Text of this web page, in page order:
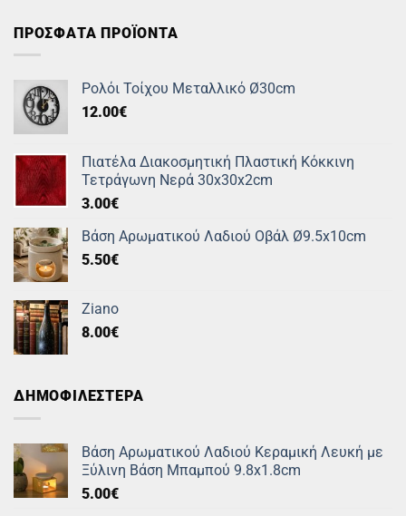
ΠΡΟΣΦΑΤΑ ΠΡΟΪΟΝΤΑ
Ρολόι Τοίχου Μεταλλικό Ø30cm
12.00€
Πιατέλα Διακοσμητική Πλαστική Κόκκινη
Τετράγωνη Νερά 30x30x2cm
3.00€
Βάση Αρωματικού Λαδιού Οβάλ Ø9.5x10cm
5.50€
Ziano
8.00€
ΔΗΜΟΦΙΛΕΣΤΕΡΑ
Βάση Αρωματικού Λαδιού Κεραμική Λευκή με
Ξύλινη Βάση Μπαμπού 9.8x1.8cm
5.00€